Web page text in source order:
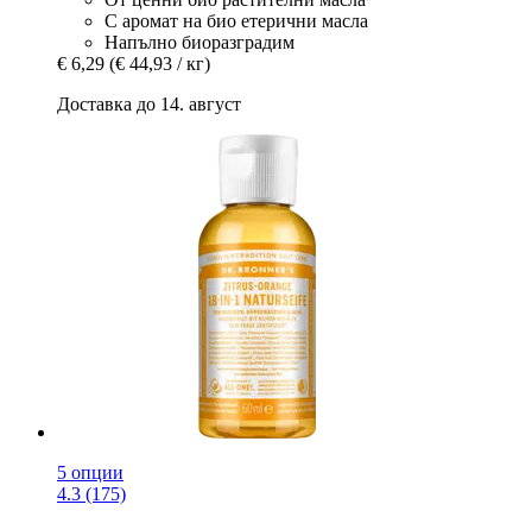
С аромат на био етерични масла
Напълно биоразградим
€ 6,29 (€ 44,93 / кг)
Доставка до 14. август
5 опции
4.3 (175)